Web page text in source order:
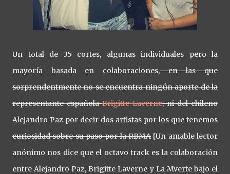
Un total de 35 cortes, algunas individuales pero la
mayoría basada en colaboraciones,en las que
sorprendentmente no se encuentra ningún aporte de la
representante españolaBrigitte Laverne, ni del chileno
Alejandro Paz por decir dos artistas por los que tenemos
curiosidad sobre su paso por la RBMA [Un amable lector
anónimo nos dice que el octavo track es la colaboración
entre Alejandro Paz, Brigitte Laverne y La Mverte bajo el